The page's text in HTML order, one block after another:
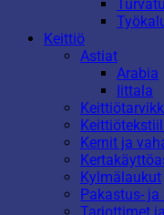
Keittiö
Astiat
Arabia
Iittala
Kernit ja
Kylmälaukut
Pakastus-